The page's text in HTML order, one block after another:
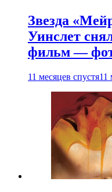
Звезда
Уинслет
фильм —
11 месяцев спустя11